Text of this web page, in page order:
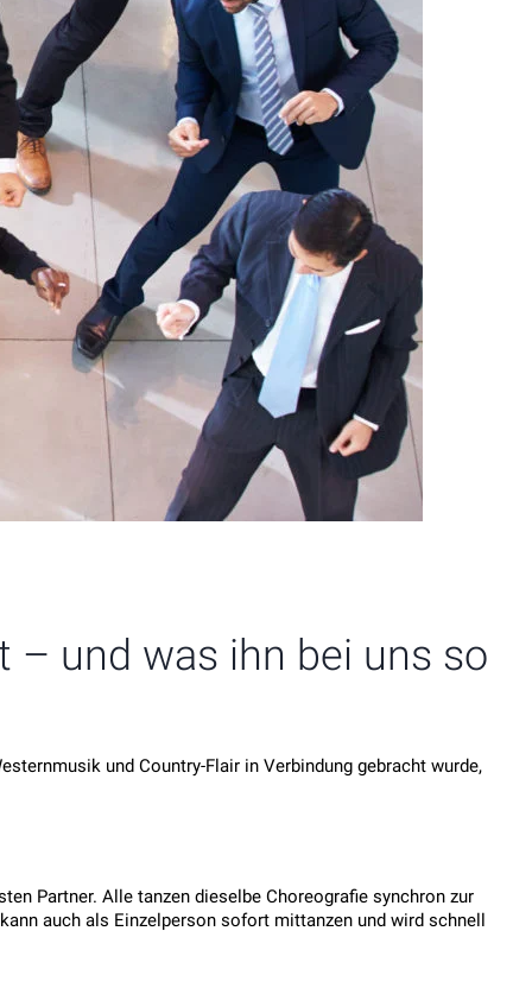
– und was ihn bei uns so
und Country-Flair in Verbindung gebracht wurde,
Partner. Alle tanzen dieselbe Choreografie synchron zur
auch als Einzelperson sofort mittanzen und wird schnell